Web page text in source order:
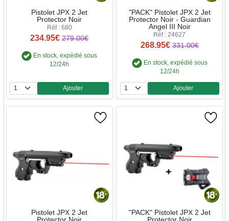
Pistolet JPX 2 Jet
Protector Noir
Réf : 680
234.95€ 279.00€
En stock, expédié sous
12/24h
Quantité
Ajouter
"PACK" Pistolet JPX 2 Jet
Protector Noir - Guardian
Angel III Noir
Réf : 24627
268.95€ 331.00€
En stock, expédié sous
12/24h
Quantité
Ajouter
Pistolet JPX 2 Jet
"PACK" Pistolet JPX 2 Jet